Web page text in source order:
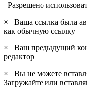
Разрешено
×
Ваша ссылка была
как обычную ссылку
×
Ваш предыдущий
редактор
×
Вы не можете
Загружайте или